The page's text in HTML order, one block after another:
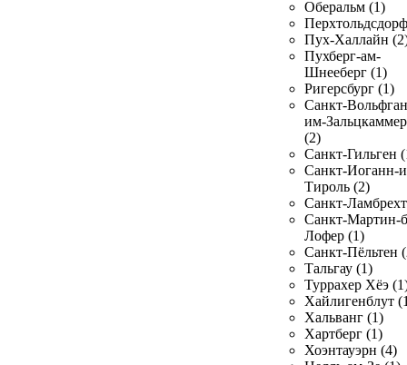
Оберальм (1)
Пух-Халлайн
Пухберг-ам-
Шнееберг (1)
Ригерсбург (1)
Санкт-
им-
(2)
Санкт-Гильген
Санкт-Иоганн-
Тироль (2)
Санкт-
Санкт-Мартин-
Лофер (1)
Санкт-Пёльтен
Тальгау (1)
Туррахер Хёэ
Хайлигенблут
Хальванг (1)
Хартберг (1)
Хоэнтауэрн (4)